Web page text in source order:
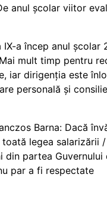
anul școlar viitor
IX-a încep anul școlar
mult timp pentru
iar dirigenția este
personală și
Barna: Dacă
legea salarizării
din partea Guvernului
par a fi respectate